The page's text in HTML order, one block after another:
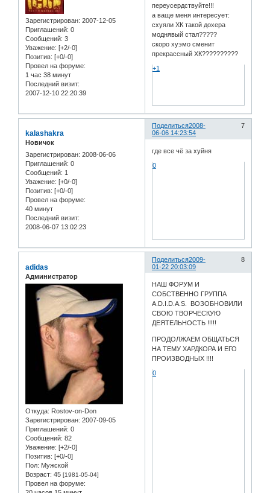
Зарегистрирован: 2007-12-05
Приглашений: 0
Сообщений: 3
Уважение: [+2/-0]
Позитив: [+0/-0]
Провел на форуме:
1 час 38 минут
Последний визит:
2007-12-10 22:20:39
переусердствуйте!!!
а ваще меня интересует:
схуяли ХК такой дохера
моднявый стал?????
скоро хуэмо сменит
прекрассный ХК??????????
+1
Поделиться 7
2008-
06-06 14:23:54
kalashakra
Новичок
Зарегистрирован: 2008-06-06
Приглашений: 0
Сообщений: 1
Уважение: [+0/-0]
Позитив: [+0/-0]
Провел на форуме:
40 минут
Последний визит:
2008-06-07 13:02:23
где все чё за хуйня
0
Поделиться 8
2009-
01-22 20:03:09
adidas
Администратор
Откуда: Rostov-on-Don
Зарегистрирован: 2007-09-05
Приглашений: 0
Сообщений: 82
Уважение: [+2/-0]
Позитив: [+0/-0]
Пол: Мужской
Возраст: 45 [1981-05-04]
Провел на форуме:
НАШ ФОРУМ И
СОБСТВЕННО ГРУППА
A.D.I.D.A.S. ВОЗОБНОВИЛИ
СВОЮ ТВОРЧЕСКУЮ
ДЕЯТЕЛЬНОСТЬ !!!!!
ПРОДОЛЖАЕМ ОБЩАТЬСЯ
НА ТЕМУ ХАРДКОРА И ЕГО
ПРОИЗВОДНЫХ !!!!
0